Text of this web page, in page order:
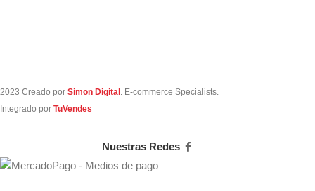
2023 Creado por Simon Digital . E-commerce Specialists.
Integrado por TuVendes
Nuestras Redes